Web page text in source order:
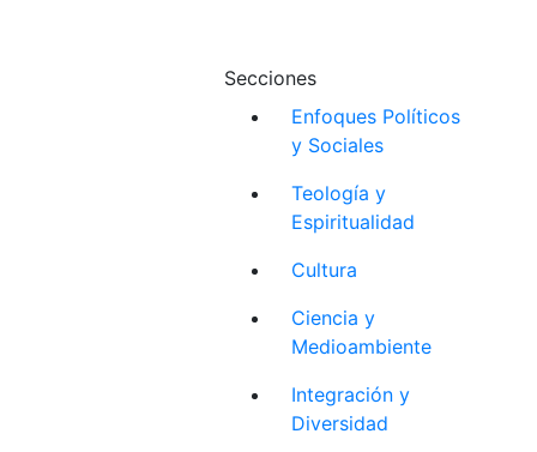
Secciones
Enfoques Políticos
y Sociales
Teología y
Espiritualidad
Cultura
Ciencia y
Medioambiente
Integración y
Diversidad